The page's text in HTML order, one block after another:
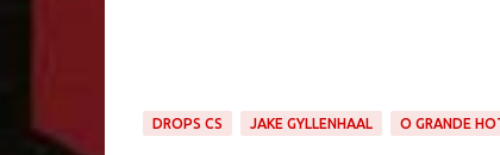
DROPS CS JAKE GYLLENHAAL O GRANDE